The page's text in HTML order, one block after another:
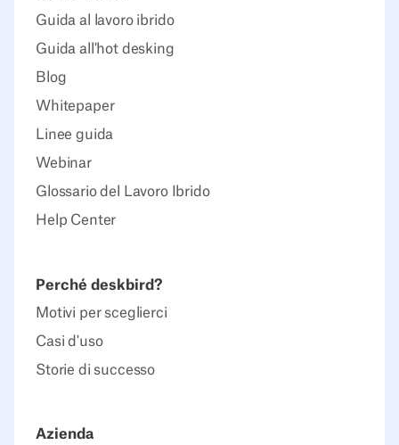
Guida al lavoro ibrido
Guida all'hot desking
Blog
Whitepaper
Linee guida
Webinar
Glossario del Lavoro Ibrido
Help Center
Perché deskbird?
Motivi per sceglierci
Casi d'uso
Storie di successo
Azienda